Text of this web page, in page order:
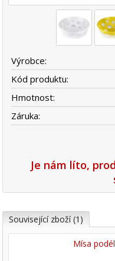
Výrobce:
Kód produktu:
Hmotnost:
Záruka:
Je nám líto,
Související zboží (1)
Mísa